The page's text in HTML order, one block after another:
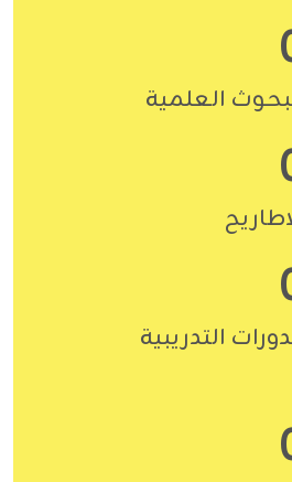
العلمية
التدريبية